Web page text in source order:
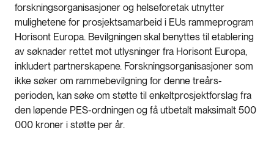
forskningsorganisasjoner og helseforetak utnytter
mulighetene for prosjektsamarbeid i EUs rammeprogram
Horisont Europa. Bevilgningen skal benyttes til etablering
av søknader rettet mot utlysninger fra Horisont Europa,
inkludert partnerskapene. Forskningsorganisasjoner som
ikke søker om rammebevilgning for denne treårs-
perioden, kan søke om støtte til enkeltprosjektforslag fra
den løpende PES-ordningen og få utbetalt maksimalt 500
000 kroner i støtte per år.